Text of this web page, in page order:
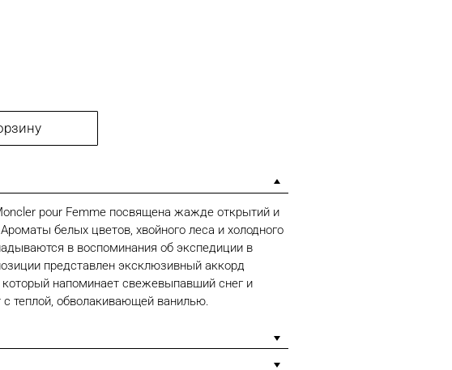
pour Femme посвящена жажде открытий и
белых цветов, хвойного леса и холодного
в воспоминания об экспедиции в
представлен эксклюзивный аккорд
который напоминает свежевыпавший снег и
с теплой, обволакивающей ванилью.